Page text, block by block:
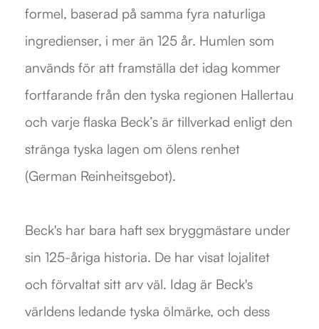
formel, baserad på samma fyra naturliga
ingredienser, i mer än 125 år. Humlen som
används för att framställa det idag kommer
fortfarande från den tyska regionen Hallertau
och varje flaska Beck’s är tillverkad enligt den
stränga tyska lagen om ölens renhet
(German Reinheitsgebot).
Beck's har bara haft sex bryggmästare under
sin 125-åriga historia. De har visat lojalitet
och förvaltat sitt arv väl. Idag är Beck's
världens ledande tyska ölmärke, och dess